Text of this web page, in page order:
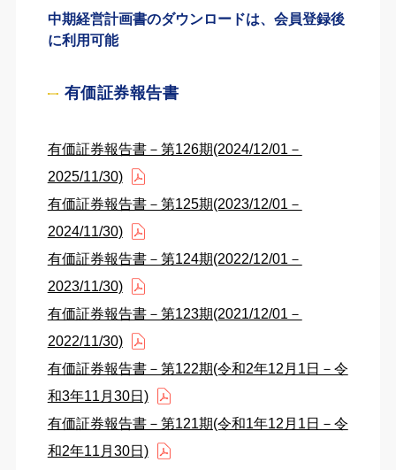
中期経営計画書のダウンロードは、会員登録後
に利用可能
有価証券報告書
有価証券報告書－第126期(2024/12/01－
2025/11/30)
有価証券報告書－第125期(2023/12/01－
2024/11/30)
有価証券報告書－第124期(2022/12/01－
2023/11/30)
有価証券報告書－第123期(2021/12/01－
2022/11/30)
有価証券報告書－第122期(令和2年12月1日－令
和3年11月30日)
有価証券報告書－第121期(令和1年12月1日－令
和2年11月30日)